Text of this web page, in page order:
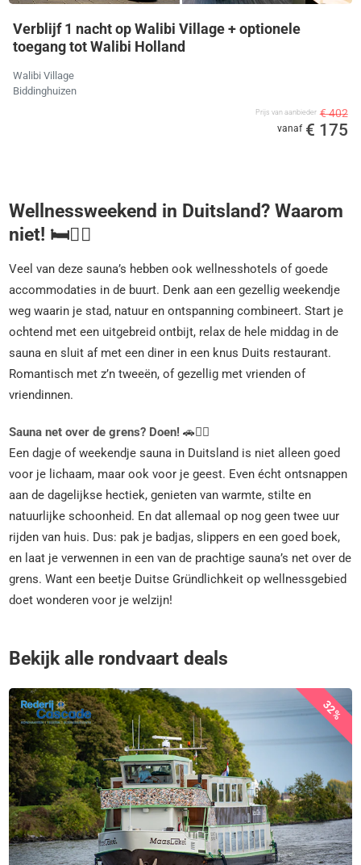
Verblijf 1 nacht op Walibi Village + optionele
toegang tot Walibi Holland
Walibi Village
Biddinghuizen
Prijs van aanbieder € 402
vanaf € 175
Wellnessweekend in Duitsland? Waarom
niet! 🛏️🧖‍♀️
Veel van deze sauna’s hebben ook wellnesshotels of goede
accommodaties in de buurt. Denk aan een gezellig weekendje
weg waarin je stad, natuur en ontspanning combineert. Start je
ochtend met een uitgebreid ontbijt, relax de hele middag in de
sauna en sluit af met een diner in een knus Duits restaurant.
Romantisch met z’n tweeën, of gezellig met vrienden of
vriendinnen.
Sauna net over de grens? Doen! 🚗🧘‍♀️
Een dagje of weekendje sauna in Duitsland is niet alleen goed
voor je lichaam, maar ook voor je geest. Even écht ontsnappen
aan de dagelijkse hectiek, genieten van warmte, stilte en
natuurlijke schoonheid. En dat allemaal op nog geen twee uur
rijden van huis. Dus: pak je badjas, slippers en een goed boek,
en laat je verwennen in een van de prachtige sauna’s net over de
grens. Want een beetje Duitse Gründlichkeit op wellnessgebied
doet wonderen voor je welzijn!
Bekijk alle rondvaart deals
32%